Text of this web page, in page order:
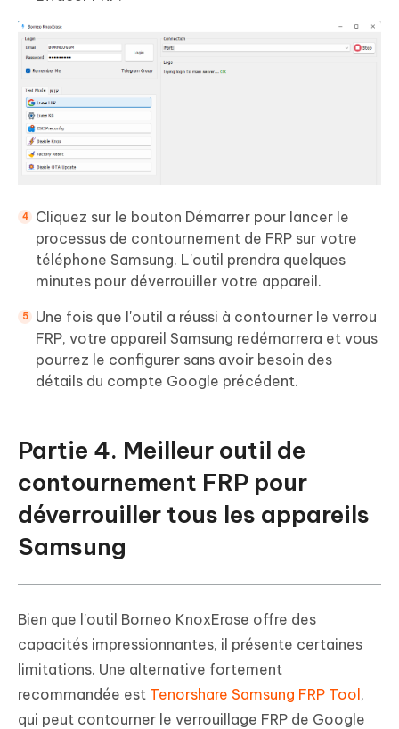
Cliquez sur le bouton Démarrer pour lancer le
processus de contournement de FRP sur votre
téléphone Samsung. L'outil prendra quelques
minutes pour déverrouiller votre appareil.
Une fois que l'outil a réussi à contourner le verrou
FRP, votre appareil Samsung redémarrera et vous
pourrez le configurer sans avoir besoin des
détails du compte Google précédent.
Partie 4. Meilleur outil de
contournement FRP pour
déverrouiller tous les appareils
Samsung
Bien que l'outil Borneo KnoxErase offre des
capacités impressionnantes, il présente certaines
limitations. Une alternative fortement
recommandée est Tenorshare Samsung FRP Tool,
qui peut contourner le verrouillage FRP de Google